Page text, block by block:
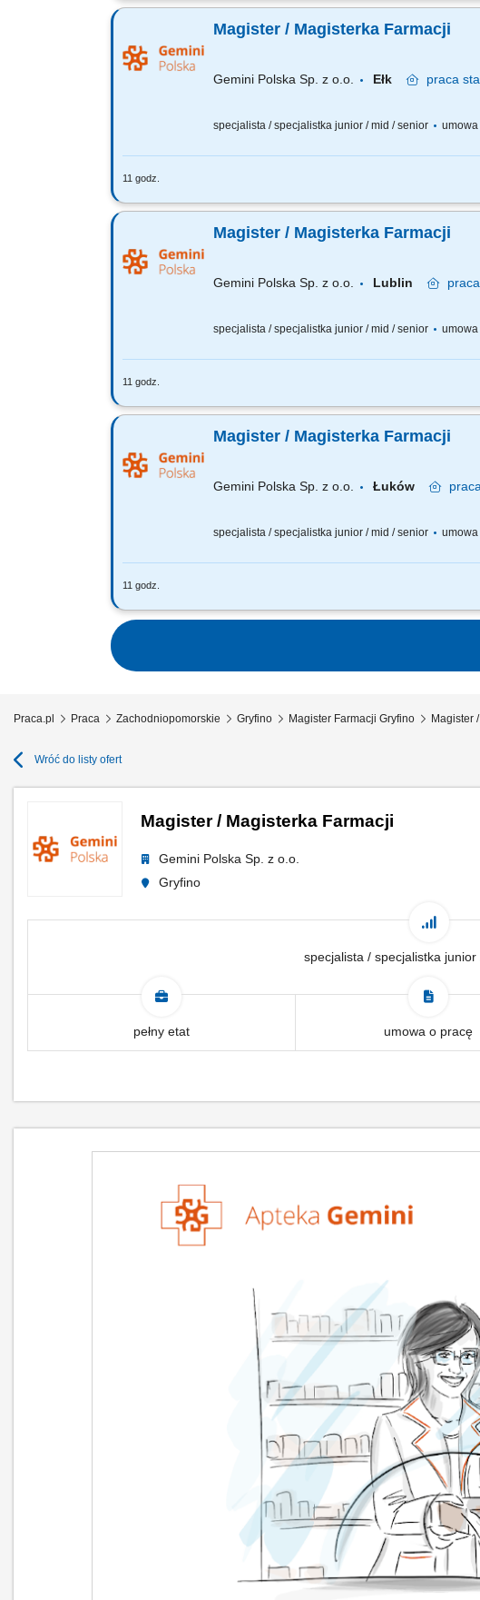
Magister / Magisterka Farmacji
Gemini Polska Sp. z o.o. Ełk praca
specjalista / specjalistka junior / mid / senior umowa
11 godz.
Czego możesz się spodziewać? dynamiki pracy – z
Magister / Magisterka Farmacji
Gemini Polska Sp. z o.o. Lublin praca
specjalista / specjalistka junior / mid / senior umowa
11 godz.
Czego możesz się spodziewać? dynamiki pracy – z
Magister / Magisterka Farmacji
Gemini Polska Sp. z o.o. Łuków praca
specjalista / specjalistka junior / mid / senior umowa
11 godz.
Czego możesz się spodziewać? dynamiki pracy – z
Praca.pl Praca Zachodniopomorskie Gryfino Magister Farmacji Gryfino Magister
Wróć do listy ofert
Magister / Magisterka Farmacji
Gemini Polska Sp. z o.o.
Gryfino
specjalista / specjalistka
pełny etat umowa o pracę